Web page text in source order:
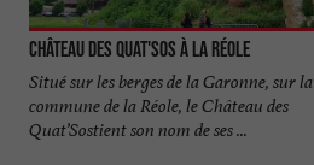
Château des Quat'Sos à La Réole
Situé sur les berges de la Garonne, sur la
commune de la Réole, le Château des
Quat’Sostient son nom de ses ...